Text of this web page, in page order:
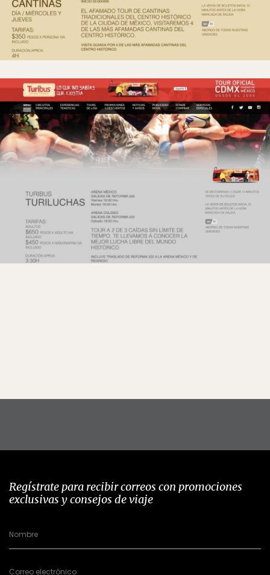
Regístrate para recibir correos con promociones
exclusivas y consejos de viaje